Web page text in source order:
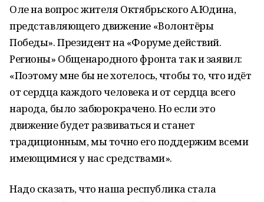
Оле на вопрос жителя Октябрьского А.Юдина,
представляющего движение «Волонтёры
Победы». Президент на «Форуме действий.
Регионы» Общенародного фронта так и заявил:
«Поэтому мне бы не хотелось, чтобы то, что идёт
от сердца каждого человека и от сердца всего
народа, было забюрокрачено. Но если это
движение будет развиваться и станет
традиционным, мы точно его поддержим всеми
имеющимися у нас средствами».
Надо сказать, что наша республика стала